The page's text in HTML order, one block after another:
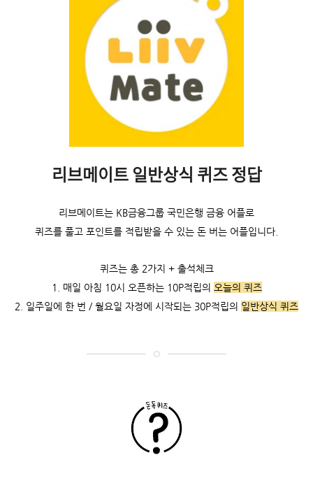
리브메이트 일반상식 퀴즈 정답
리브메이트는 KB금융그룹 국민은행 금융 어플로
퀴즈를 풀고 포인트를 적립받을 수 있는 돈 버는 어플입니다.
퀴즈는 총 2가지 + 출석체크
1. 매일 아침 10시 오픈하는 10P적립의 오늘의 퀴즈
2. 일주일에 한 번 / 월요일 자정에 시작되는 30P적립의 일반상식 퀴즈